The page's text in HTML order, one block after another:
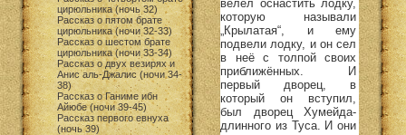
цирюльника (ночь 32)
Рассказ о пятом брате
цирюльника (ночи 32-33)
Рассказ о шестом брате
цирюльника (ночи 33-34)
Рассказ о двух везирях и
Анис аль-Джалис (ночи 34-
38)
Рассказ о Ганиме ибн
Айюбе (ночи 39-45)
Рассказ первого евнуха
(ночь 39)
велел оснастить лодку,
которую называли
„Крылатая“, и ему
подвели лодку, и он сел
в неё с толпой своих
приближённых. И
первый дворец, в
который он вступил,
был дворец Хумейда-
длинного из Туса. И они